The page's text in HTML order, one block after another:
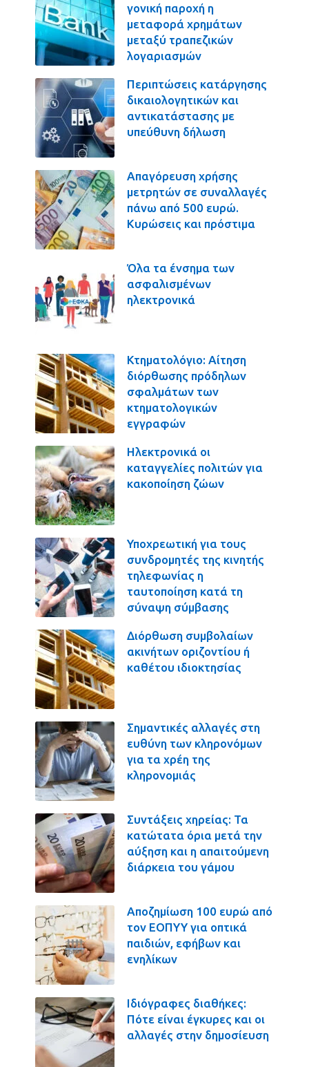
γονική παροχή η
μεταφορά χρημάτων
μεταξύ τραπεζικών
λογαριασμών
Περιπτώσεις κατάργησης
δικαιολογητικών και
αντικατάστασης με
υπεύθυνη δήλωση
Απαγόρευση χρήσης
μετρητών σε συναλλαγές
πάνω από 500 ευρώ.
Κυρώσεις και πρόστιμα
Όλα τα ένσημα των
ασφαλισμένων
ηλεκτρονικά
Κτηματολόγιο: Αίτηση
διόρθωσης πρόδηλων
σφαλμάτων των
κτηματολογικών
εγγραφών
Ηλεκτρονικά οι
καταγγελίες πολιτών για
κακοποίηση ζώων
Υποχρεωτική για τους
συνδρομητές της κινητής
τηλεφωνίας η
ταυτοποίηση κατά τη
σύναψη σύμβασης
Διόρθωση συμβολαίων
ακινήτων οριζοντίου ή
καθέτου ιδιοκτησίας
Σημαντικές αλλαγές στη
ευθύνη των κληρονόμων
για τα χρέη της
κληρονομιάς
Συντάξεις χηρείας: Τα
κατώτατα όρια μετά την
αύξηση και η απαιτούμενη
διάρκεια του γάμου
Αποζημίωση 100 ευρώ από
τον ΕΟΠΥΥ για οπτικά
παιδιών, εφήβων και
ενηλίκων
Ιδιόγραφες διαθήκες:
Πότε είναι έγκυρες και οι
αλλαγές στην δημοσίευση